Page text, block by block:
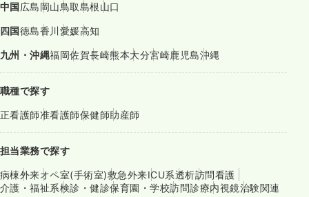
中国広島岡山鳥取島根山口
四国徳島香川愛媛高知
九州・沖縄福岡佐賀長崎熊本大分宮崎鹿児島沖縄
職種で探す
正看護師准看護師保健師助産師
担当業務で探す
病棟外来オペ室(手術室)救急外来ICU系透析訪問看護
介護・福祉系検診・健診保育園・学校訪問診療内視鏡治験関連